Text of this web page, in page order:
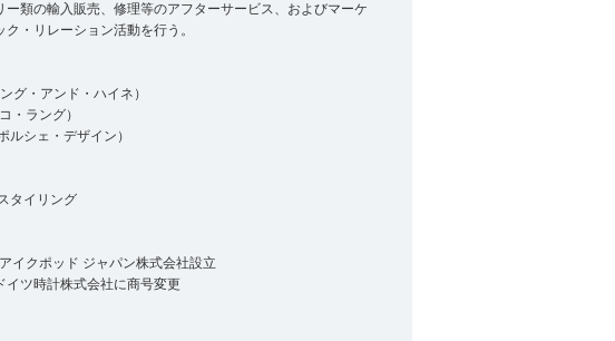
ー類の輸入販売、修理等のアフターサービス、およびマーケ
・リレーション活動を行う。
グ・アンド・ハイネ）
・ラング）
ルシェ・デザイン）
タイリング
イクポッド ジャパン株式会社設立
ツ時計株式会社に商号変更